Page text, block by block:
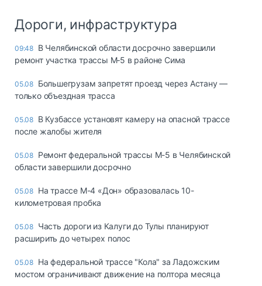
Дороги, инфраструктура
09:48 В Челябинской области досрочно завершили
ремонт участка трассы М‑5 в районе Сима
05.08 Большегрузам запретят проезд через Астану —
только объездная трасса
05.08 В Кузбассе установят камеру на опасной трассе
после жалобы жителя
05.08 Ремонт федеральной трассы М-5 в Челябинской
области завершили досрочно
05.08 На трассе М-4 «Дон» образовалась 10-
километровая пробка
05.08 Часть дороги из Калуги до Тулы планируют
расширить до четырех полос
05.08 На федеральной трассе "Кола" за Ладожским
мостом ограничивают движение на полтора месяца